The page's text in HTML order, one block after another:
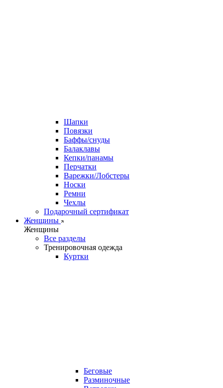
Шапки
Повязки
Баффы/снуды
Балаклавы
Кепки/панамы
Перчатки
Варежки/Лобстеры
Носки
Ремни
Чехлы
Подарочный сертификат
Женщины
Женщины
Все разделы
Тренировочная одежда
Куртки
Беговые
Разминочные